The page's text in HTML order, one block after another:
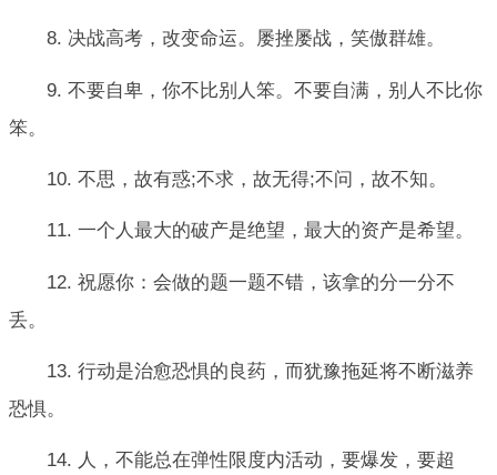
8. 决战高考，改变命运。屡挫屡战，笑傲群雄。
9. 不要自卑，你不比别人笨。不要自满，别人不比你
笨。
10. 不思，故有惑;不求，故无得;不问，故不知。
11. 一个人最大的破产是绝望，最大的资产是希望。
12. 祝愿你：会做的题一题不错，该拿的分一分不
丢。
13. 行动是治愈恐惧的良药，而犹豫拖延将不断滋养
恐惧。
14. 人，不能总在弹性限度内活动，要爆发，要超